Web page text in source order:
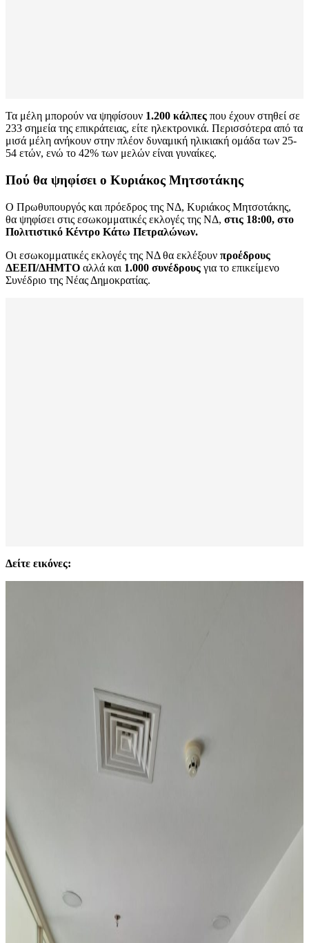
Τα μέλη μπορούν να ψηφίσουν 1.200 κάλπες που έχουν στηθεί σε
233 σημεία της επικράτειας, είτε ηλεκτρονικά. Περισσότερα από τα
μισά μέλη ανήκουν στην πλέον δυναμική ηλικιακή ομάδα των 25-
54 ετών, ενώ το 42% των μελών είναι γυναίκες.
Πού θα ψηφίσει ο Κυριάκος Μητσοτάκης
Ο Πρωθυπουργός και πρόεδρος της ΝΔ, Κυριάκος Μητσοτάκης,
θα ψηφίσει στις εσωκομματικές εκλογές της ΝΔ, στις 18:00, στο
Πολιτιστικό Κέντρο Κάτω Πετραλώνων.
Οι εσωκομματικές εκλογές της ΝΔ θα εκλέξουν προέδρους
ΔΕΕΠ/ΔΗΜΤΟ αλλά και 1.000 συνέδρους για το επικείμενο
Συνέδριο της Νέας Δημοκρατίας.
Δείτε εικόνες: